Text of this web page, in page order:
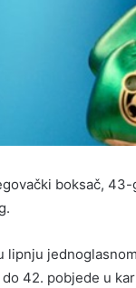
boksač,
lipnju
do 42. pobjede u